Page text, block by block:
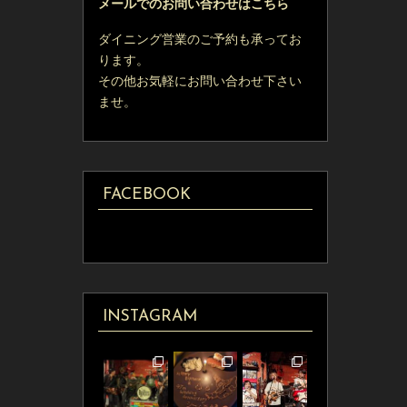
メールでのお問い合わせはこちら
ダイニング営業のご予約も承ってお
ります。
その他お気軽にお問い合わせ下さい
ませ。
FACEBOOK
INSTAGRAM